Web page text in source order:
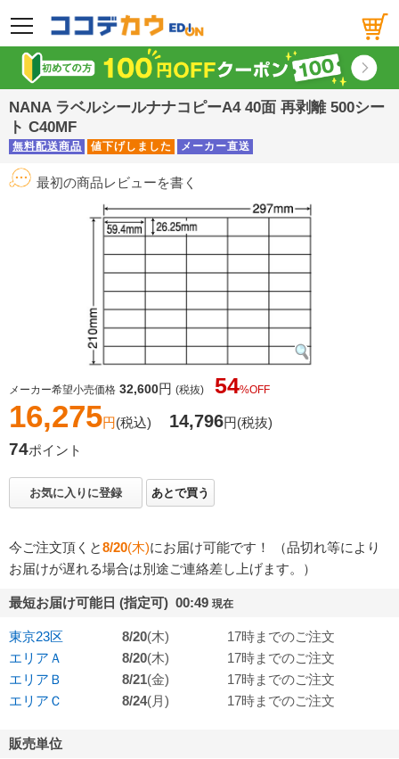
メニュー
NANA ラベルシールナナコピーA4 40面 再剥離 500シー
ト C40MF
無料配送商品 値下げしました メーカー直送
最初の商品レビューを書く
メーカー希望小売価格 32,600円 (税抜) 54%OFF
16,275円(税込) 14,796円(税抜)
74ポイント
お気に入りに登録 あとで買う
今ご注文頂くと8/20(木)にお届け可能です！ （品切れ等により
お届けが遅れる場合は別途ご連絡差し上げます。）
最短お届け可能日 (指定可) 00:49 現在
東京23区 8/20(木)
17時までのご注文
エリアＡ
8/20(木)
17時までのご注文
エリアＢ
8/21(金)
17時までのご注文
エリアＣ
8/24(月) 17時までのご注文
販売単位